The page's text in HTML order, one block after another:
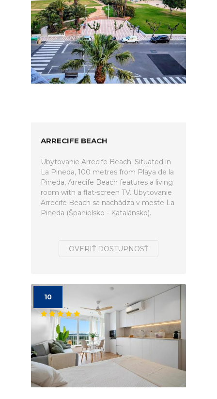
ARRECIFE BEACH
Ubytovanie Arrecife Beach. Situated in
La Pineda, 100 metres from Playa de la
Pineda, Arrecife Beach features a living
room with a flat-screen TV. Ubytovanie
Arrecife Beach sa nachádza v meste La
Pineda (Španielsko - Katalánsko).
OVERIŤ DOSTUPNOSŤ
10